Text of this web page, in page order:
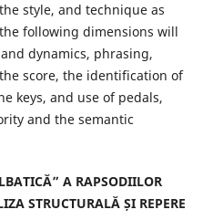
style, and technique as
following dimensions will
dynamics, phrasing,
score, the identification of
keys, and use of pedals,
and the semantic
A RAPSODIILOR
STRUCTURALĂ ȘI REPERE